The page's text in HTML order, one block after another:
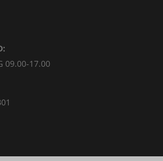
09.00-17.00